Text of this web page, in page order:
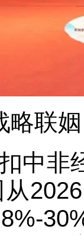
联姻
非